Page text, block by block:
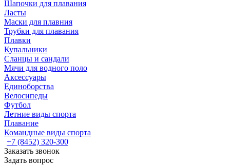
Шапочки для плавания
Ласты
Маски для плавния
Трубки для плавания
Плавки
Купальники
Сланцы и сандали
Мячи для водного поло
Аксессуары
Единоборства
Велосипеды
Футбол
Летние виды спорта
Плавание
Командные виды спорта
+7 (8452) 320-300
Заказать звонок
Задать вопрос